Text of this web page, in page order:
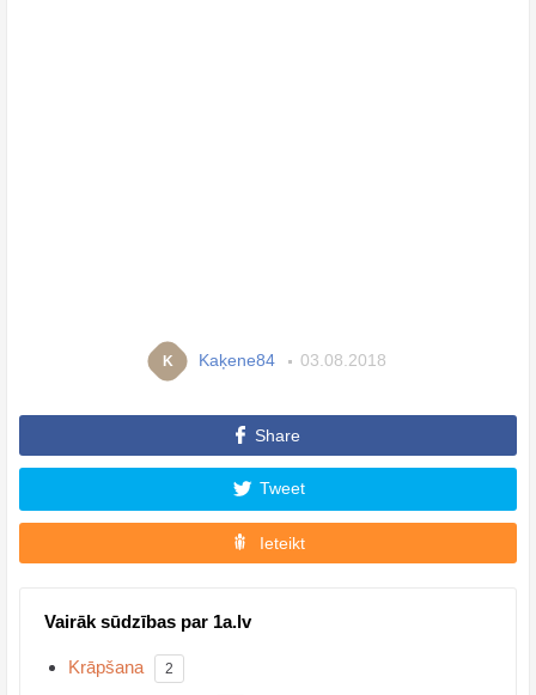
K Kaķene84 03.08.2018
Share
Tweet
Ieteikt
Vairāk sūdzības par 1a.lv
Krāpšana 2